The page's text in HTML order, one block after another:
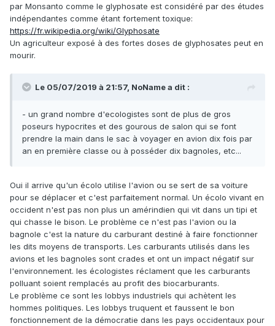
par Monsanto comme le glyphosate est considéré par des études
indépendantes comme étant fortement toxique:
https://fr.wikipedia.org/wiki/Glyphosate
Un agriculteur exposé à des fortes doses de glyphosates peut en
mourir.
Le 05/07/2019 à 21:57, NoNamea dit :
- un grand nombre d'ecologistes sont de plus de gros
poseurs hypocrites et des gourous de salon qui se font
prendre la main dans le sac à voyager en avion dix fois par
an en première classe ou à posséder dix bagnoles, etc...
Oui il arrive qu'un écolo utilise l'avion ou se sert de sa voiture
pour se déplacer et c'est parfaitement normal. Un écolo vivant en
occident n'est pas non plus un amérindien qui vit dans un tipi et
qui chasse le bison. Le problème ce n'est pas l'avion ou la
bagnole c'est la nature du carburant destiné à faire fonctionner
les dits moyens de transports. Les carburants utilisés dans les
avions et les bagnoles sont crades et ont un impact négatif sur
l'environnement. les écologistes réclament que les carburants
polluant soient remplacés au profit des biocarburants.
Le problème ce sont les lobbys industriels qui achètent les
hommes politiques. Les lobbys truquent et faussent le bon
fonctionnement de la démocratie dans les pays occidentaux pour